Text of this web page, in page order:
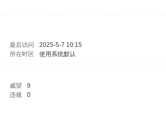
最后访问
2025-5-7 10:15
所在时区 使用系统默认
威望
9
违规
0